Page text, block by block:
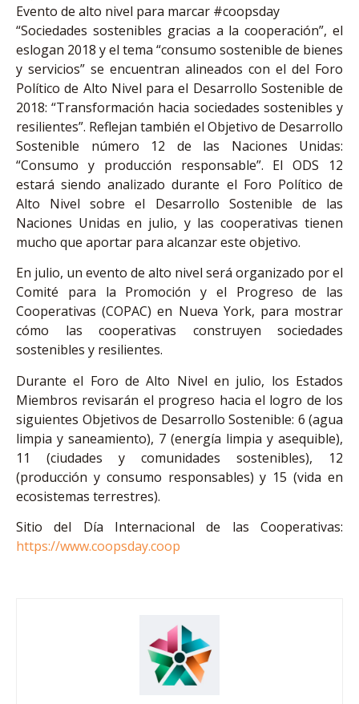
Evento de alto nivel para marcar #coopsday
“Sociedades sostenibles gracias a la cooperación”, el
eslogan 2018 y el tema “consumo sostenible de bienes
y servicios” se encuentran alineados con el del Foro
Político de Alto Nivel para el Desarrollo Sostenible de
2018: “Transformación hacia sociedades sostenibles y
resilientes”. Reflejan también el Objetivo de Desarrollo
Sostenible número 12 de las Naciones Unidas:
“Consumo y producción responsable”. El ODS 12
estará siendo analizado durante el Foro Político de
Alto Nivel sobre el Desarrollo Sostenible de las
Naciones Unidas en julio, y las cooperativas tienen
mucho que aportar para alcanzar este objetivo.
En julio, un evento de alto nivel será organizado por el
Comité para la Promoción y el Progreso de las
Cooperativas (COPAC) en Nueva York, para mostrar
cómo las cooperativas construyen sociedades
sostenibles y resilientes.
Durante el Foro de Alto Nivel en julio, los Estados
Miembros revisarán el progreso hacia el logro de los
siguientes Objetivos de Desarrollo Sostenible: 6 (agua
limpia y saneamiento), 7 (energía limpia y asequible),
11 (ciudades y comunidades sostenibles), 12
(producción y consumo responsables) y 15 (vida en
ecosistemas terrestres).
Sitio del Día Internacional de las Cooperativas:
https://www.coopsday.coop